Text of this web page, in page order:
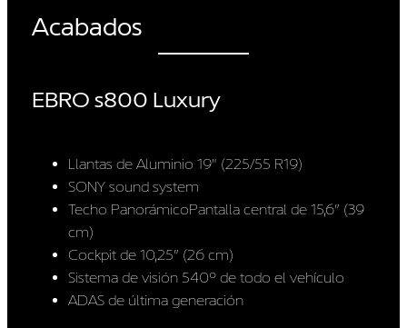
Acabados
EBRO s800 Luxury
Llantas de Aluminio 19″ (225/55 R19)
SONY sound system
Techo PanorámicoPantalla central de 15,6” (39
cm)
Cockpit de 10,25” (26 cm)
Sistema de visión 540º de todo el vehículo
ADAS de última generación